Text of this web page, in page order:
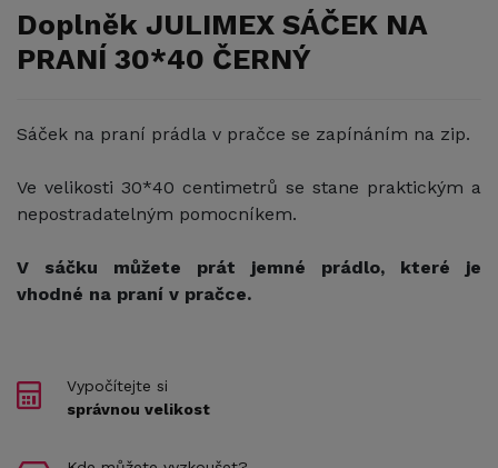
Doplněk JULIMEX SÁČEK NA
PRANÍ 30*40 ČERNÝ
Sáček na praní prádla v pračce se zapínáním na zip.
Ve velikosti 30*40 centimetrů se stane praktickým a
nepostradatelným pomocníkem.
V sáčku můžete prát jemné prádlo, které je
vhodné na praní v pračce.
Vypočítejte si
správnou velikost